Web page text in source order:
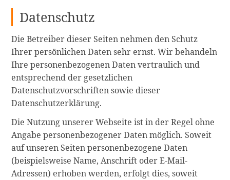
Datenschutz
Die Betreiber dieser Seiten nehmen den Schutz
Ihrer persönlichen Daten sehr ernst. Wir behandeln
Ihre personenbezogenen Daten vertraulich und
entsprechend der gesetzlichen
Datenschutzvorschriften sowie dieser
Datenschutzerklärung.
Die Nutzung unserer Webseite ist in der Regel ohne
Angabe personenbezogener Daten möglich. Soweit
auf unseren Seiten personenbezogene Daten
(beispielsweise Name, Anschrift oder E-Mail-
Adressen) erhoben werden, erfolgt dies, soweit